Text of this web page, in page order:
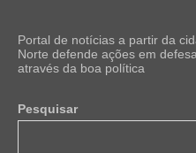
Portal de notícias a partir da
Norte defende ações em
através da boa política
Pesquisar